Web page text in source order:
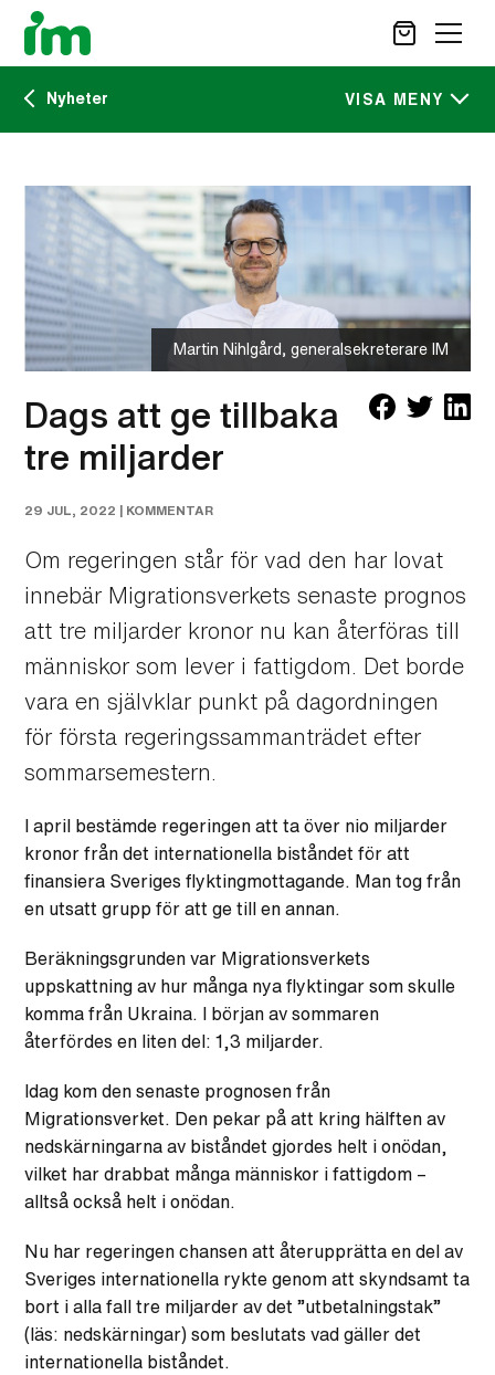
OM IM
CAREER SITE
VAD VI GÖR
VAD DU KAN GÖRA
AKTUELLT
SÖK
Nyheter VISA MENY
IM:s tidskrift
Nyheter
Martin Nihlgård, generalsekreterare IM
Dags att ge tillbaka
tre miljarder
29 JUL, 2022 | KOMMENTAR
Om regeringen står för vad den har lovat
innebär Migrationsverkets senaste prognos
att tre miljarder kronor nu kan återföras till
människor som lever i fattigdom. Det borde
vara en självklar punkt på dagordningen
för första regeringssammanträdet efter
sommarsemestern.
I april bestämde regeringen att ta över nio miljarder
kronor från det internationella biståndet för att
finansiera Sveriges flyktingmottagande. Man tog från
en utsatt grupp för att ge till en annan.
Beräkningsgrunden var Migrationsverkets
uppskattning av hur många nya flyktingar som skulle
komma från Ukraina. I början av sommaren
återfördes en liten del: 1,3 miljarder.
Idag kom den senaste prognosen från
Migrationsverket. Den pekar på att kring hälften av
nedskärningarna av biståndet gjordes helt i onödan,
vilket har drabbat många människor i fattigdom –
alltså också helt i onödan.
Nu har regeringen chansen att återupprätta en del av
Sveriges internationella rykte genom att skyndsamt ta
bort i alla fall tre miljarder av det ”utbetalningstak”
(läs: nedskärningar) som beslutats vad gäller det
internationella biståndet.